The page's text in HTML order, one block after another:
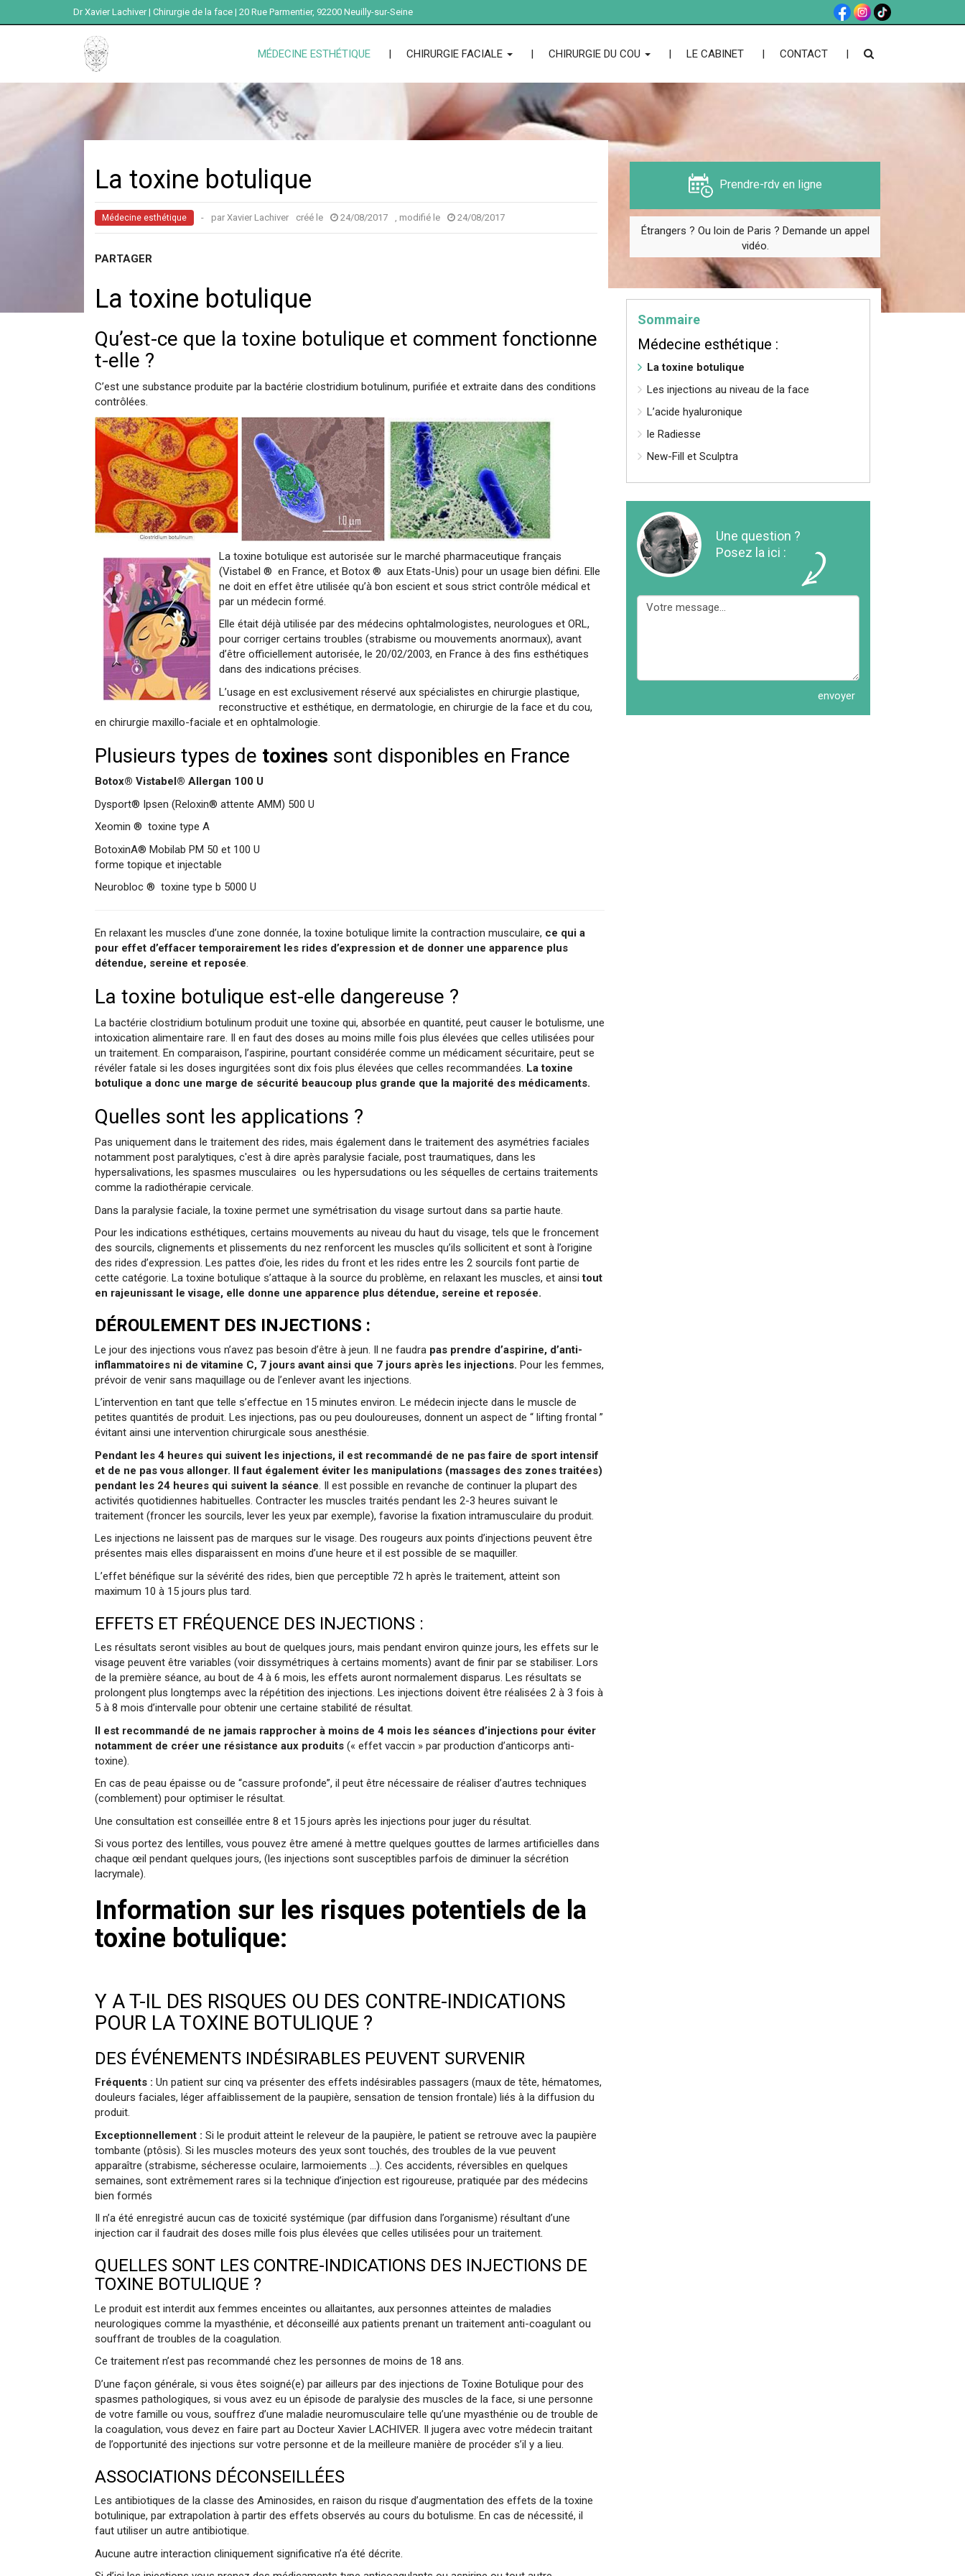
Dr Xavier Lachiver | Chirurgie de la face | 20 Rue Parmentier, 92200 Neuilly-sur-Seine
MÉDECINE ESTHÉTIQUE CHIRURGIE FACIALE CHIRURGIE DU COU LE CABINET CONTACT
La toxine botulique
Médecine esthétique - par Xavier Lachiver créé le 24/08/2017 , modifié le 24/08/2017
PARTAGER
Prendre-rdv en ligne
Étrangers ? Ou loin de Paris ? Demande un appel
vidéo.
La toxine botulique
Qu’est-ce que la toxine botulique et comment fonctionne
t-elle ?
C’est une substance produite par la bactérie clostridium botulinum, purifiée et extraite dans des conditions
contrôlées.
La toxine botulique est autorisée sur le marché pharmaceutique français
(Vistabel ® en France, et Botox ® aux Etats-Unis) pour un usage bien défini. Elle
ne doit en effet être utilisée qu’à bon escient et sous strict contrôle médical et
par un médecin formé.
Elle était déjà utilisée par des médecins ophtalmologistes, neurologues et ORL,
pour corriger certains troubles (strabisme ou mouvements anormaux), avant
d’être officiellement autorisée, le 20/02/2003, en France à des fins esthétiques
dans des indications précises.
L’usage en est exclusivement réservé aux spécialistes en chirurgie plastique,
reconstructive et esthétique, en dermatologie, en chirurgie de la face et du cou,
en chirurgie maxillo-faciale et en ophtalmologie.
Plusieurs types de toxines sont disponibles en France
Botox® Vistabel® Allergan 100 U
Dysport® Ipsen (Reloxin® attente AMM) 500 U
Xeomin ® toxine type A
BotoxinA® Mobilab PM 50 et 100 U
forme topique et injectable
Neurobloc ® toxine type b 5000 U
En relaxant les muscles d’une zone donnée, la toxine botulique limite la contraction musculaire, ce qui a
pour effet d’effacer temporairement les rides d’expression et de donner une apparence plus
détendue, sereine et reposée.
La toxine botulique est-elle dangereuse ?
La bactérie clostridium botulinum produit une toxine qui, absorbée en quantité, peut causer le botulisme, une
intoxication alimentaire rare. Il en faut des doses au moins mille fois plus élevées que celles utilisées pour
un traitement. En comparaison, l’aspirine, pourtant considérée comme un médicament sécuritaire, peut se
révéler fatale si les doses ingurgitées sont dix fois plus élevées que celles recommandées. La toxine
botulique a donc une marge de sécurité beaucoup plus grande que la majorité des médicaments.
Quelles sont les applications ?
Pas uniquement dans le traitement des rides, mais également dans le traitement des asymétries faciales
notamment post paralytiques, c'est à dire après paralysie faciale, post traumatiques, dans les
hypersalivations, les spasmes musculaires ou les hypersudations ou les séquelles de certains traitements
comme la radiothérapie cervicale.
Dans la paralysie faciale, la toxine permet une symétrisation du visage surtout dans sa partie haute.
Pour les indications esthétiques, certains mouvements au niveau du haut du visage, tels que le froncement
des sourcils, clignements et plissements du nez renforcent les muscles qu’ils sollicitent et sont à l’origine
des rides d’expression. Les pattes d’oie, les rides du front et les rides entre les 2 sourcils font partie de
cette catégorie. La toxine botulique s’attaque à la source du problème, en relaxant les muscles, et ainsitout
en rajeunissant le visage, elle donne une apparence plus détendue, sereine et reposée.
DÉROULEMENT DES INJECTIONS :
Le jour des injections vous n’avez pas besoin d’être à jeun. Il ne faudra pas prendre d’aspirine, d’anti-
inflammatoires ni de vitamine C, 7 jours avant ainsi que 7 jours après les injections. Pour les femmes,
prévoir de venir sans maquillage ou de l’enlever avant les injections.
L’intervention en tant que telle s’effectue en 15 minutes environ. Le médecin injecte dans le muscle de
petites quantités de produit. Les injections, pas ou peu douloureuses, donnent un aspect de “ lifting frontal ”
évitant ainsi une intervention chirurgicale sous anesthésie.
Pendant les 4 heures qui suivent les injections, il est recommandé de ne pas faire de sport intensif
et de ne pas vous allonger. Il faut également éviter les manipulations (massages des zones traitées)
pendant les 24 heures qui suivent la séance . Il est possible en revanche de continuer la plupart des
activités quotidiennes habituelles. Contracter les muscles traités pendant les 2-3 heures suivant le
traitement (froncer les sourcils, lever les yeux par exemple), favorise la fixation intramusculaire du produit.
Les injections ne laissent pas de marques sur le visage. Des rougeurs aux points d’injections peuvent être
présentes mais elles disparaissent en moins d’une heure et il est possible de se maquiller.
L’effet bénéfique sur la sévérité des rides, bien que perceptible 72 h après le traitement, atteint son
maximum 10 à 15 jours plus tard.
EFFETS ET FRÉQUENCE DES INJECTIONS :
Les résultats seront visibles au bout de quelques jours, mais pendant environ quinze jours, les effets sur le
visage peuvent être variables (voir dissymétriques à certains moments) avant de finir par se stabiliser. Lors
de la première séance, au bout de 4 à 6 mois, les effets auront normalement disparus. Les résultats se
prolongent plus longtemps avec la répétition des injections. Les injections doivent être réalisées 2 à 3 fois à
5 à 8 mois d’intervalle pour obtenir une certaine stabilité de résultat.
Il est recommandé de ne jamais rapprocher à moins de 4 mois les séances d’injections pour éviter
notamment de créer une résistance aux produits (« effet vaccin » par production d’anticorps anti-
toxine).
En cas de peau épaisse ou de “cassure profonde”, il peut être nécessaire de réaliser d’autres techniques
(comblement) pour optimiser le résultat.
Une consultation est conseillée entre 8 et 15 jours après les injections pour juger du résultat.
Si vous portez des lentilles, vous pouvez être amené à mettre quelques gouttes de larmes artificielles dans
chaque œil pendant quelques jours, (les injections sont susceptibles parfois de diminuer la sécrétion
lacrymale).
Information sur les risques potentiels de la
toxine botulique:
Y A T-IL DES RISQUES OU DES CONTRE-INDICATIONS
POUR LA TOXINE BOTULIQUE ?
DES ÉVÉNEMENTS INDÉSIRABLES PEUVENT SURVENIR
Fréquents : Un patient sur cinq va présenter des effets indésirables passagers (maux de tête, hématomes,
douleurs faciales, léger affaiblissement de la paupière, sensation de tension frontale) liés à la diffusion du
produit.
Exceptionnellement : Si le produit atteint le releveur de la paupière, le patient se retrouve avec la paupière
tombante (ptôsis). Si les muscles moteurs des yeux sont touchés, des troubles de la vue peuvent
apparaître (strabisme, sécheresse oculaire, larmoiements ...). Ces accidents, réversibles en quelques
semaines, sont extrêmement rares si la technique d’injection est rigoureuse, pratiquée par des médecins
bien formés
Il n’a été enregistré aucun cas de toxicité systémique (par diffusion dans l’organisme) résultant d’une
injection car il faudrait des doses mille fois plus élevées que celles utilisées pour un traitement.
QUELLES SONT LES CONTRE-INDICATIONS DES INJECTIONS DE
TOXINE BOTULIQUE ?
Le produit est interdit aux femmes enceintes ou allaitantes, aux personnes atteintes de maladies
neurologiques comme la myasthénie, et déconseillé aux patients prenant un traitement anti-coagulant ou
souffrant de troubles de la coagulation.
Ce traitement n’est pas recommandé chez les personnes de moins de 18 ans.
D’une façon générale, si vous êtes soigné(e) par ailleurs par des injections de Toxine Botulique pour des
spasmes pathologiques, si vous avez eu un épisode de paralysie des muscles de la face, si une personne
de votre famille ou vous, souffrez d’une maladie neuromusculaire telle qu’une myasthénie ou de trouble de
la coagulation, vous devez en faire part au Docteur Xavier LACHIVER. Il jugera avec votre médecin traitant
de l’opportunité des injections sur votre personne et de la meilleure manière de procéder s’il y a lieu.
ASSOCIATIONS DÉCONSEILLÉES
Les antibiotiques de la classe des Aminosides, en raison du risque d’augmentation des effets de la toxine
botulinique, par extrapolation à partir des effets observés au cours du botulisme. En cas de nécessité, il
faut utiliser un autre antibiotique.
Aucune autre interaction cliniquement significative n’a été décrite.
Sommaire
Médecine esthétique :
La toxine botulique
Les injections au niveau de la face
L’acide hyaluronique
le Radiesse
New-Fill et Sculptra
Une question ?
Posez la ici :